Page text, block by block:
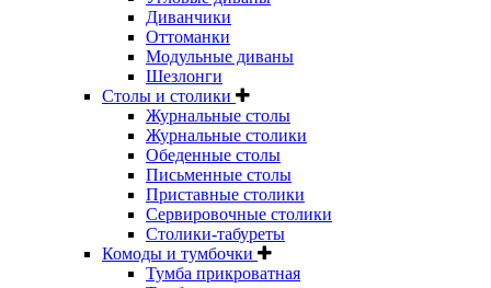
Диванчики
Оттоманки
Модульные диваны
Шезлонги
Столы и столики
Журнальные столы
Журнальные столики
Обеденные столы
Письменные столы
Приставные столики
Сервировочные столики
Столики-табуреты
Комоды и тумбочки
Тумба прикроватная